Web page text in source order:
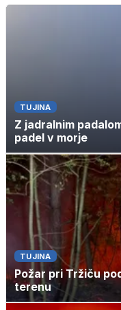
TUJINA
Z jadralnim
padel v morje
TUJINA
Požar pri Tržiču
terenu